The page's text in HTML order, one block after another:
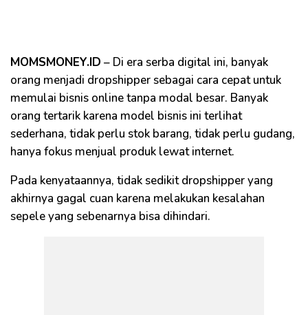
MOMSMONEY.ID – Di era serba digital ini, banyak
orang menjadi dropshipper sebagai cara cepat untuk
memulai bisnis online tanpa modal besar. Banyak
orang tertarik karena model bisnis ini terlihat
sederhana, tidak perlu stok barang, tidak perlu gudang,
hanya fokus menjual produk lewat internet.
Pada kenyataannya, tidak sedikit dropshipper yang
akhirnya gagal cuan karena melakukan kesalahan
sepele yang sebenarnya bisa dihindari.